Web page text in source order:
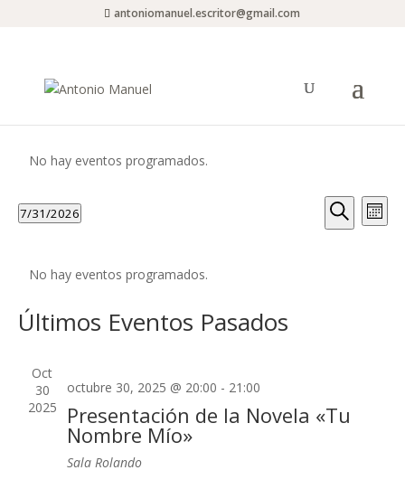
antoniomanuel.escritor@gmail.com
No hay eventos programados.
deBuscarde
Mes
7/31/2026
No hay eventos programados.
Últimos Eventos Pasados
Oct
30
2025
octubre 30, 2025 @ 20:00 - 21:00
Presentación de la Novela «Tu
Nombre Mío»
Sala Rolando